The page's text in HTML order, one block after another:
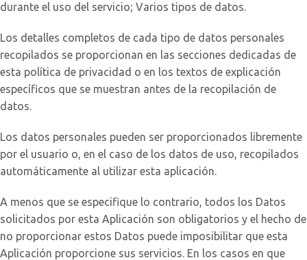
durante el uso del servicio; Varios tipos de datos.
Los detalles completos de cada tipo de datos personales
recopilados se proporcionan en las secciones dedicadas de
esta política de privacidad o en los textos de explicación
específicos que se muestran antes de la recopilación de
datos.
Los datos personales pueden ser proporcionados libremente
por el usuario o, en el caso de los datos de uso, recopilados
automáticamente al utilizar esta aplicación.
A menos que se especifique lo contrario, todos los Datos
solicitados por esta Aplicación son obligatorios y el hecho de
no proporcionar estos Datos puede imposibilitar que esta
Aplicación proporcione sus servicios. En los casos en que